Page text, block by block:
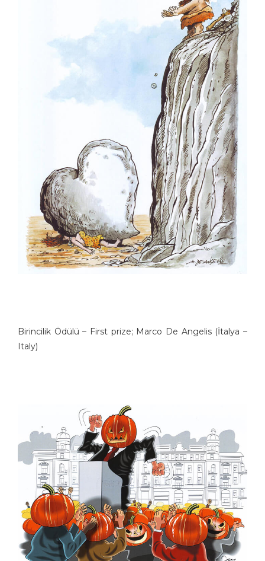
Birincilik Ödülü – First prize; Marco De Angelis (İtalya –
Italy)